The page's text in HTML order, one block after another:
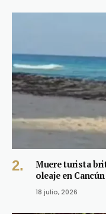
Muere turista
oleaje en Cancún
18 julio, 2026